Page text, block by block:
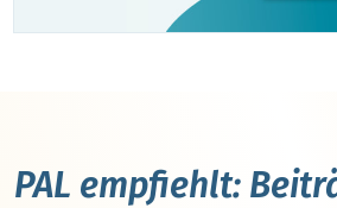
PAL empfiehlt: